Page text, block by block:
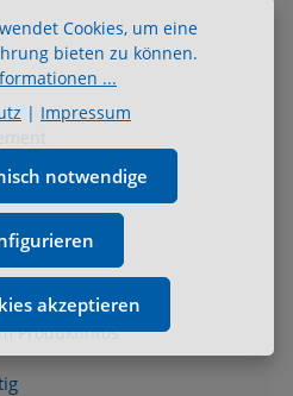
Produktinfos
Cookies, um eine
bieten zu können.
...
| Impressum
notwendige
akzeptieren